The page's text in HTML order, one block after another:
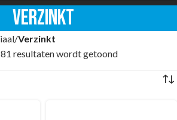
Verzinkt
/Verzinkt
81 resultaten wordt getoond